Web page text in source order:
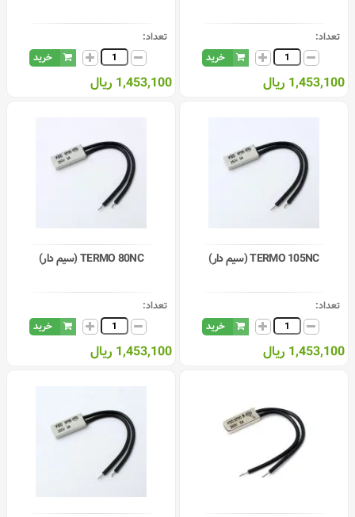
تعداد:
خرید
1,453,100 ریال
تعداد:
خرید
1,453,100 ریال
TERMO 105NC (سیم دار)
تعداد:
خرید
1,453,100 ریال
TERMO 80NC (سیم دار)
تعداد:
خرید
1,453,100 ریال